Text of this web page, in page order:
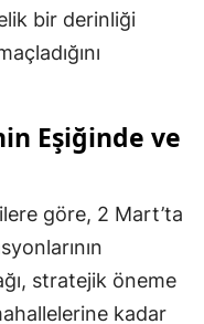
bir derinliği
Eşiğinde ve
göre, 2 Mart’ta
stratejik öneme
kadar